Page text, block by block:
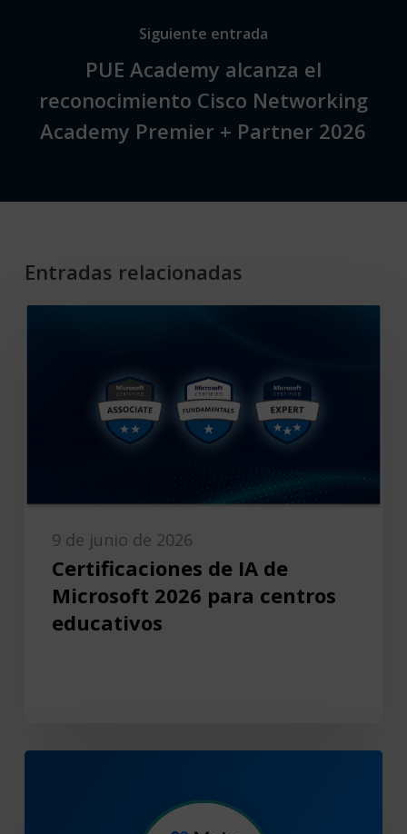
Siguiente entrada
PUE Academy alcanza el
reconocimiento Cisco Networking
Academy Premier + Partner 2026
Entradas relacionadas
Certificaciones de IA de
Microsoft 2026 para centros
educativos
9 de junio de 2026